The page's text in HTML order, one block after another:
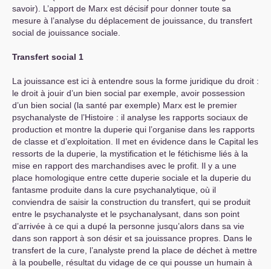
savoir). L’apport de Marx est décisif pour donner toute sa
mesure à l’analyse du déplacement de jouissance, du transfert
social de jouissance sociale.
Transfert social 1
La jouissance est ici à entendre sous la forme juridique du droit :
le droit à jouir d’un bien social par exemple, avoir possession
d’un bien social (la santé par exemple) Marx est le premier
psychanalyste de l’Histoire : il analyse les rapports sociaux de
production et montre la duperie qui l’organise dans les rapports
de classe et d’exploitation. Il met en évidence dans le Capital les
ressorts de la duperie, la mystification et le fétichisme liés à la
mise en rapport des marchandises avec le profit. Il y a une
place homologique entre cette duperie sociale et la duperie du
fantasme produite dans la cure psychanalytique, où il
conviendra de saisir la construction du transfert, qui se produit
entre le psychanalyste et le psychanalysant, dans son point
d’arrivée à ce qui a dupé la personne jusqu’alors dans sa vie
dans son rapport à son désir et sa jouissance propres. Dans le
transfert de la cure, l’analyste prend la place de déchet à mettre
à la poubelle, résultat du vidage de ce qui pousse un humain à